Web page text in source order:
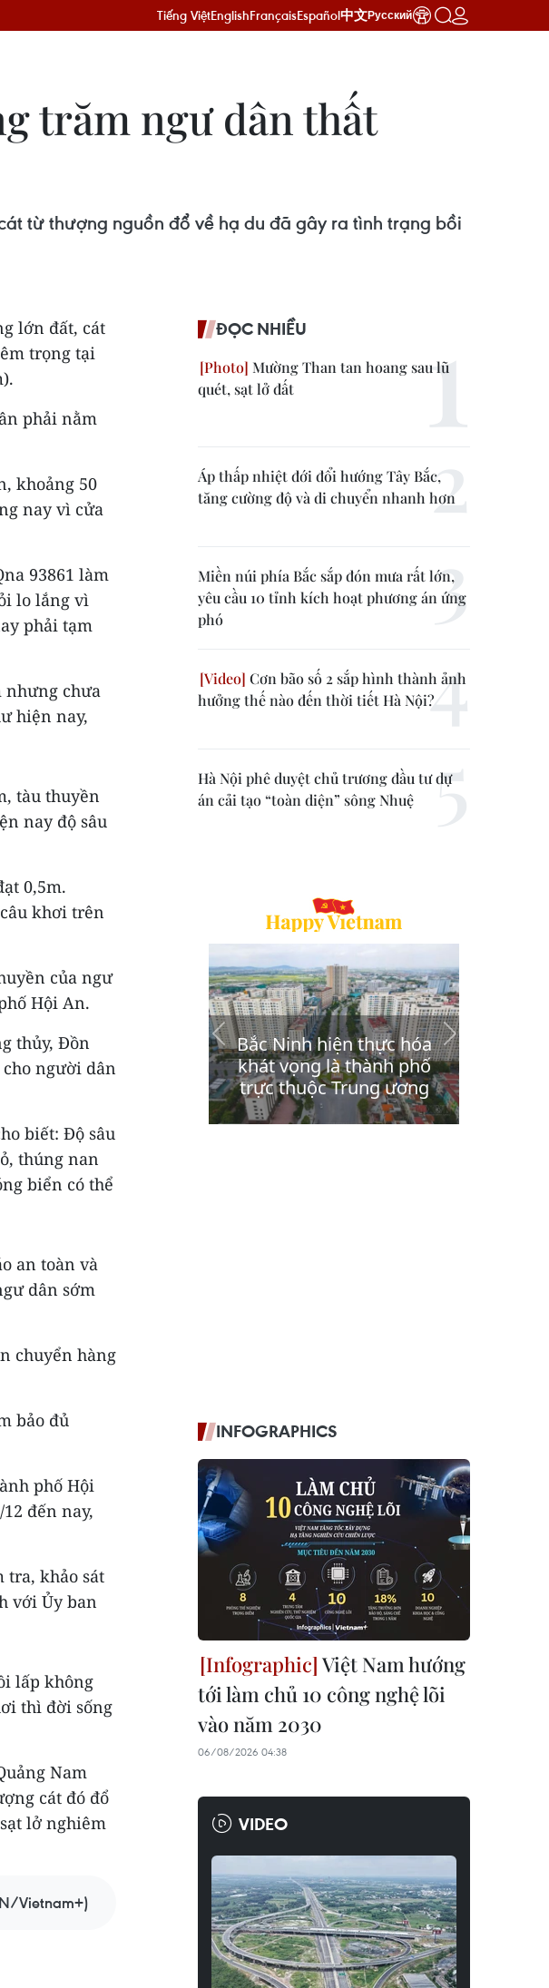
Tiếng ViệtEnglishFrançaisEspañol中文Русский
trăm ngư dân thất
từ thượng nguồn đổ về hạ du đã gây ra tình trạng bồi
lớn đất, cát
trọng tại
phải nằm
khoảng 50
nay vì cửa
93861 làm
lo lắng vì
phải tạm
nhưng chưa
hiện nay,
tàu thuyền
nay độ sâu
0,5m.
khơi trên
của ngư
Hội An.
thủy, Đồn
người dân
biết: Độ sâu
thúng nan
biển có thể
an toàn và
dân sớm
chuyển hàng
bảo đủ
phố Hội
đến nay,
tra, khảo sát
với Ủy ban
lấp không
thì đời sống
Nam
cát đó đổ
lở nghiêm
Vietnam+)
ĐỌC NHIỀU
Mường Than tan hoang sau lũ
quét, sạt lở đất
Áp thấp nhiệt đới đổi hướng Tây Bắc,
tăng cường độ và di chuyển nhanh hơn
Miền núi phía Bắc sắp đón mưa rất lớn,
yêu cầu 10 tỉnh kích hoạt phương án ứng
phó
Cơn bão số 2 sắp hình thành ảnh
hưởng thế nào đến thời tiết Hà Nội?
Hà Nội phê duyệt chủ trương đầu tư dự
án cải tạo “toàn diện” sông Nhuệ
INFOGRAPHICS
Việt Nam hướng
tới làm chủ 10 công nghệ lõi
vào năm 2030
06/08/2026 04:38
VIDEO